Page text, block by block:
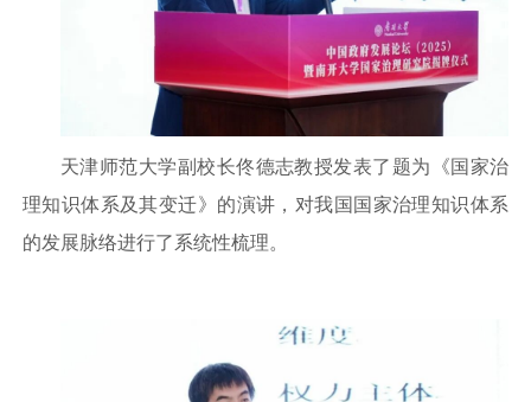
天津师范大学副校长佟德志教授发表了题为《国家治
理知识体系及其变迁》的演讲，对我国国家治理知识体系
的发展脉络进行了系统性梳理。